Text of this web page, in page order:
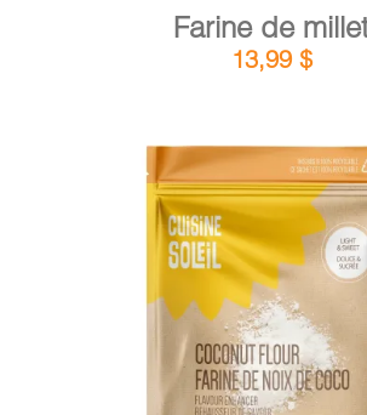
Farine de
13,99 $
AJOUTER AU PANIER /